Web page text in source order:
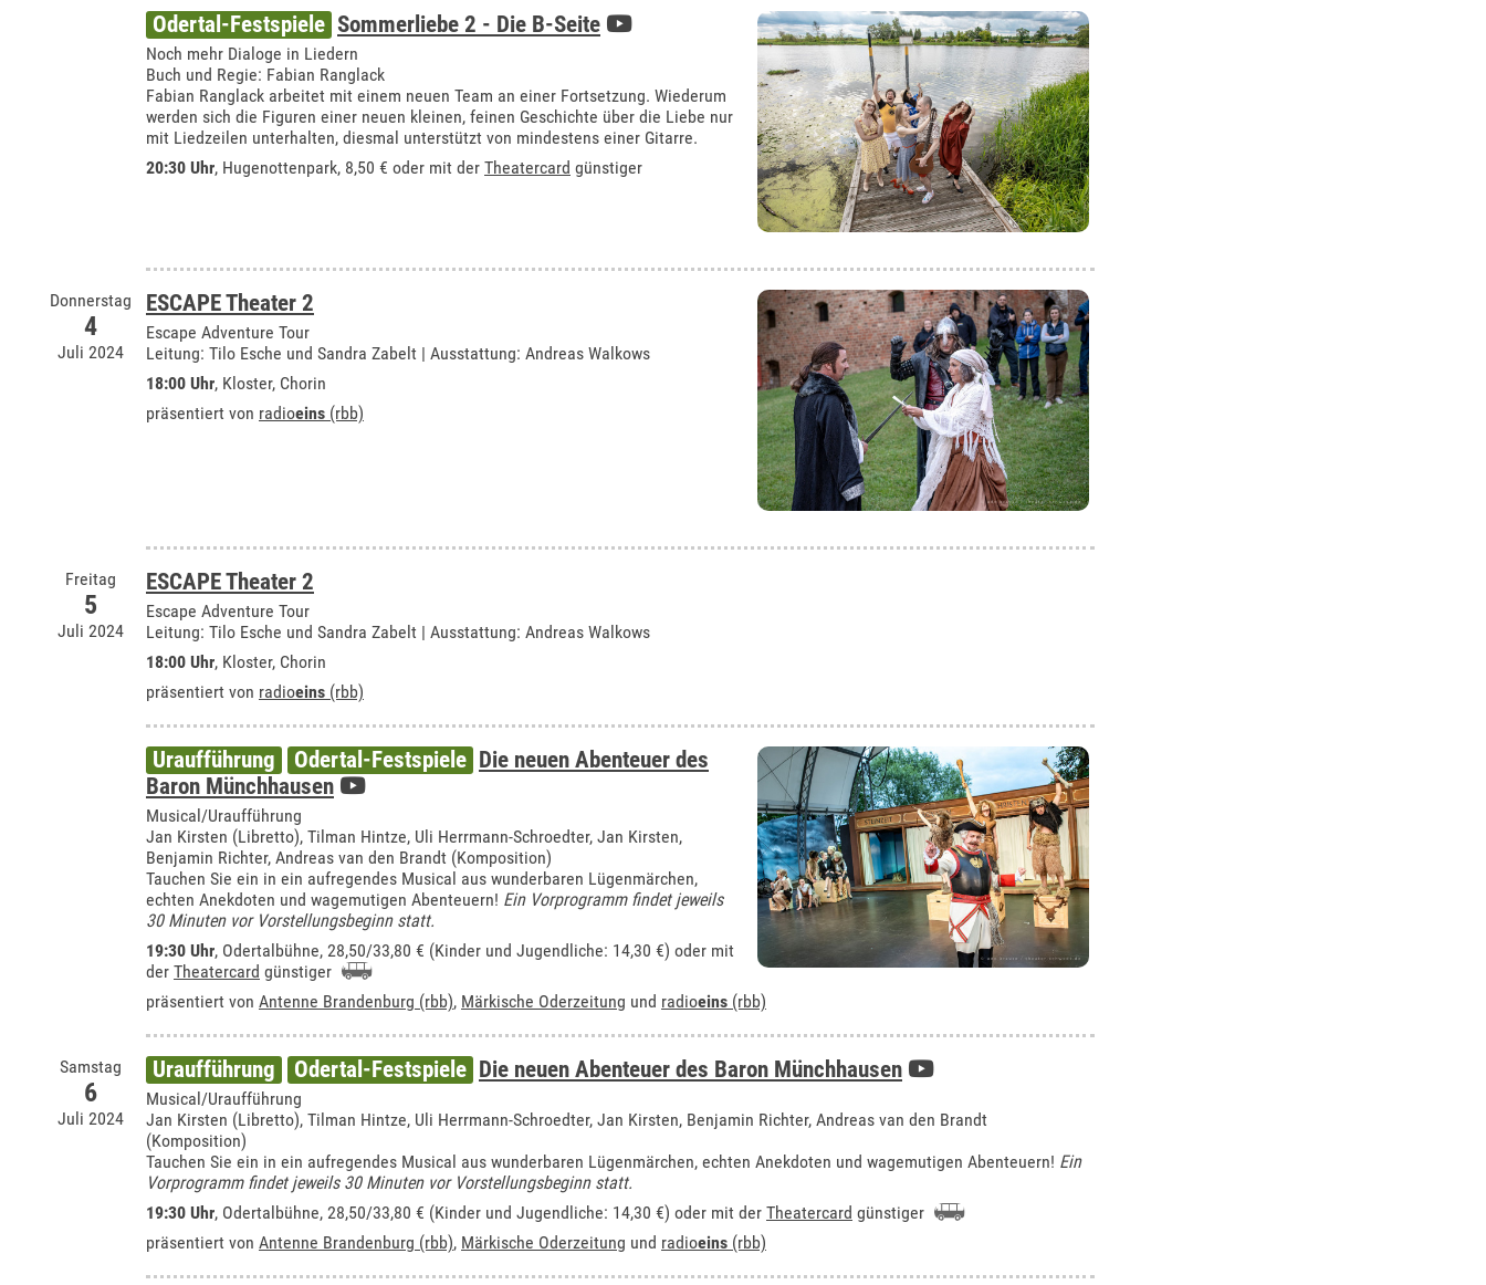
Odertal-Festspiele Sommerliebe 2 - Die B-Seite
Noch mehr Dialoge in Liedern
Buch und Regie: Fabian Ranglack
Fabian Ranglack arbeitet mit einem neuen Team an einer Fortsetzung. Wiederum
werden sich die Figuren einer neuen kleinen, feinen Geschichte über die Liebe nur
mit Liedzeilen unterhalten, diesmal unterstützt von mindestens einer Gitarre.
20:30 Uhr, Hugenottenpark, 8,50 € oder mit der Theatercard günstiger
Donnerstag
4
Juli 2024
ESCAPE Theater 2
Escape Adventure Tour
Leitung: Tilo Esche und Sandra Zabelt | Ausstattung: Andreas Walkows
18:00 Uhr, Kloster, Chorin
präsentiert von radioeins (rbb)
Freitag
5
Juli 2024
ESCAPE Theater 2
Escape Adventure Tour
Leitung: Tilo Esche und Sandra Zabelt | Ausstattung: Andreas Walkows
18:00 Uhr, Kloster, Chorin
präsentiert von radioeins (rbb)
Uraufführung Odertal-Festspiele Die neuen Abenteuer des
Baron Münchhausen
Musical/Uraufführung
Jan Kirsten (Libretto), Tilman Hintze, Uli Herrmann-Schroedter, Jan Kirsten,
Benjamin Richter, Andreas van den Brandt (Komposition)
Tauchen Sie ein in ein aufregendes Musical aus wunderbaren Lügenmärchen,
echten Anekdoten und wagemutigen Abenteuern! Ein Vorprogramm findet jeweils
30 Minuten vor Vorstellungsbeginn statt.
19:30 Uhr, Odertalbühne, 28,50/33,80 € (Kinder und Jugendliche: 14,30 €) oder mit
der Theatercard günstiger
präsentiert von Antenne Brandenburg (rbb), Märkische Oderzeitung und radioeins (rbb)
Samstag
6
Juli 2024
Uraufführung Odertal-Festspiele Die neuen Abenteuer des Baron Münchhausen
Musical/Uraufführung
Jan Kirsten (Libretto), Tilman Hintze, Uli Herrmann-Schroedter, Jan Kirsten, Benjamin Richter, Andreas van den Brandt
(Komposition)
Tauchen Sie ein in ein aufregendes Musical aus wunderbaren Lügenmärchen, echten Anekdoten und wagemutigen Abenteuern! Ein
Vorprogramm findet jeweils 30 Minuten vor Vorstellungsbeginn statt.
19:30 Uhr, Odertalbühne, 28,50/33,80 € (Kinder und Jugendliche: 14,30 €) oder mit der Theatercard günstiger
präsentiert von Antenne Brandenburg (rbb), Märkische Oderzeitung und radioeins (rbb)